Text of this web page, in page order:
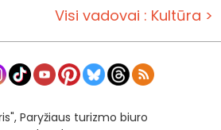
Visi vadovai : Kultūra >
Paryžiaus turizmo biuro